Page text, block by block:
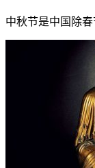
中秋节是中国除